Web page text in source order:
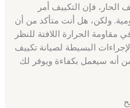
فإن التكييف أمر
ولكن، هل أنت متأكد من أن
الحرارة اللافتة للنظر
البسيطة لصيانة تكييف
أنه سيعمل بكفاءة ويوفر لك